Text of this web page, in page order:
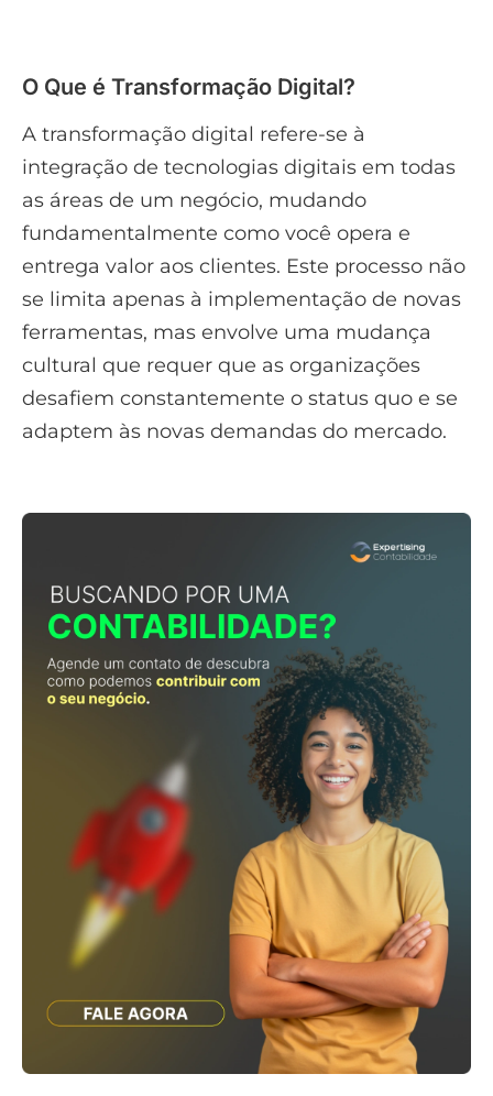
O Que é Transformação Digital?
A transformação digital refere-se à
integração de tecnologias digitais em todas
as áreas de um negócio, mudando
fundamentalmente como você opera e
entrega valor aos clientes. Este processo não
se limita apenas à implementação de novas
ferramentas, mas envolve uma mudança
cultural que requer que as organizações
desafiem constantemente o status quo e se
adaptem às novas demandas do mercado.